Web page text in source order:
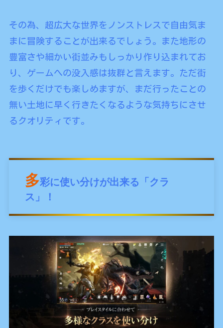
その為、超広大な世界をノンストレスで自由気ま
まに冒険することが出来るでしょう。また地形の
豊富さや細かい街並みもしっかり作り込まれてお
り、ゲームへの没入感は抜群と言えます。ただ街
を歩くだけでも楽しめますが、まだ行ったことの
無い土地に早く行きたくなるような気持ちにさせ
るクオリティです。
多彩に使い分けが出来る「クラ
ス」！